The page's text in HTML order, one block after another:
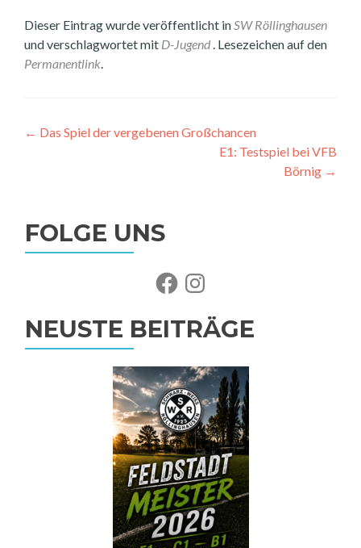
Dieser Eintrag wurde veröffentlicht inSW Röllinghausen
und verschlagwortet mit D-Jugend. Lesezeichen auf den
Permanentlink.
← Das Spiel der vergebenen Großchancen
E1: Testspiel bei VFB
Börnig →
FOLGE UNS
NEUSTE BEITRÄGE